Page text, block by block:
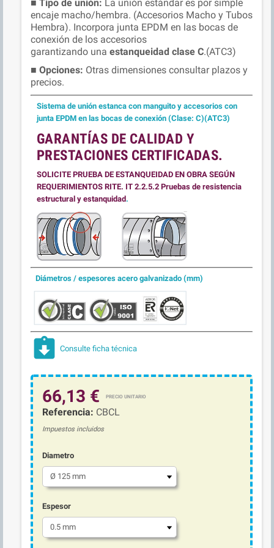
■ Tipo de unión: La unión estándar es por simple
encaje macho/hembra. (Accesorios Macho y Tubos
Hembra). Incorpora junta EPDM en las bocas de
conexión de los accesorios
garantizando una estanqueidad clase C.(ATC3)
■ Opciones: Otras dimensiones consultar plazos y
precios.
Sistema de unión estanca con manguito y accesorios con
junta EPDM en las bocas de conexión (Clase: C)(ATC3)
GARANTÍAS DE CALIDAD Y
PRESTACIONES CERTIFICADAS.
SOLICITE PRUEBA DE ESTANQUEIDAD EN OBRA SEGÚN
REQUERIMIENTOS RITE. IT 2.2.5.2 Pruebas de resistencia
estructural y estanquidad.
Diámetros / espesores acero galvanizado (mm)
assignment_returned Consulte ficha técnica
66,13 €
Referencia: CBCL
Impuestos incluidos
Diametro
Espesor